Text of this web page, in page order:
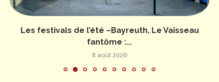
Les festivals de l’été –Bayreuth, Le Vaisseau
fantôme :...
8 août 2026